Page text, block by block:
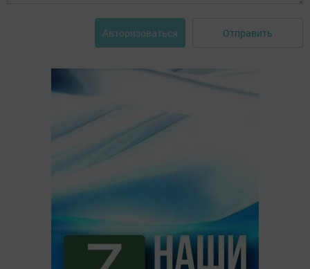
Авторизоваться Отправить